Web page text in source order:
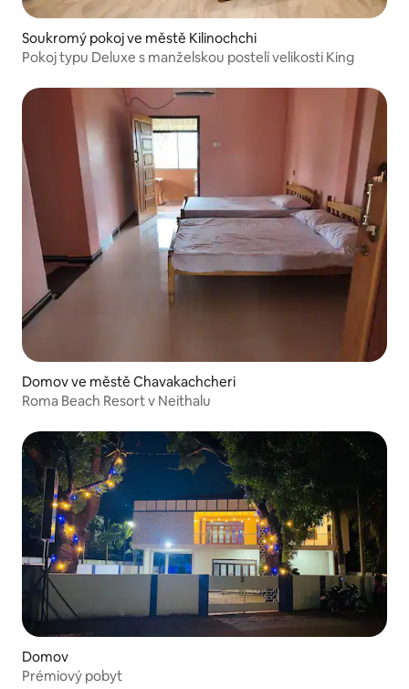
Soukromý pokoj ve městě Kilinochchi
Pokoj typu Deluxe s manželskou postelí velikosti King
Domov ve městě Chavakachcheri
Roma Beach Resort v Neithalu
Domov
Prémiový pobyt